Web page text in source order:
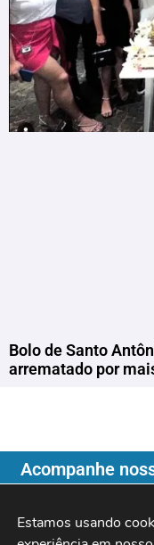
Bolo de Santo
arrematado por
Acompanhe
Estamos usando